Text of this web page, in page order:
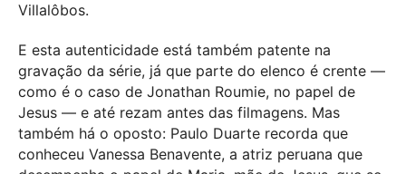
Villalôbos.
E esta autenticidade está também patente na
gravação da série, já que parte do elenco é crente —
como é o caso de Jonathan Roumie, no papel de
Jesus — e até rezam antes das filmagens. Mas
também há o oposto: Paulo Duarte recorda que
conheceu Vanessa Benavente, a atriz peruana que